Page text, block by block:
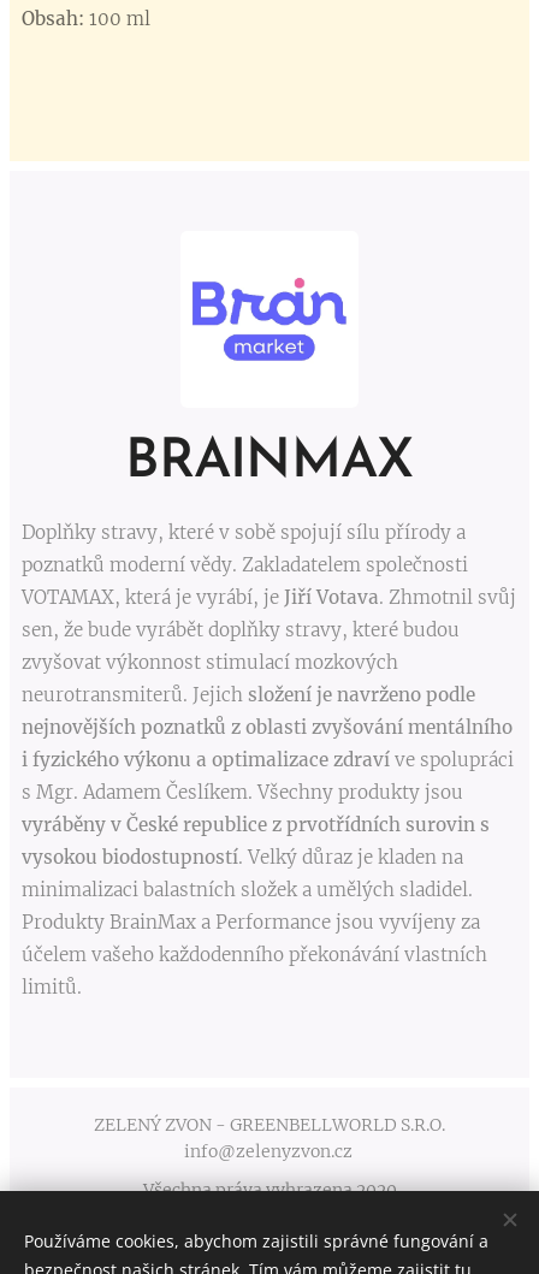
Obsah: 100 ml
BRAINMAX
Doplňky stravy, které v sobě spojují sílu přírody a
poznatků moderní vědy. Zakladatelem společnosti
VOTAMAX, která je vyrábí, je Jiří Votava. Zhmotnil svůj
sen, že bude vyrábět doplňky stravy, které budou
zvyšovat výkonnost stimulací mozkových
neurotransmiterů. Jejich složení je navrženo podle
nejnovějších poznatků z oblasti zvyšování mentálního
i fyzického výkonu a optimalizace zdraví ve spolupráci
s Mgr. Adamem Česlíkem. Všechny produkty jsou
vyráběny v České republice z prvotřídních surovin s
vysokou biodostupností. Velký důraz je kladen na
minimalizaci balastních složek a umělých sladidel.
Produkty BrainMax a Performance jsou vyvíjeny za
účelem vašeho každodenního překonávání vlastních
limitů.
ZELENÝ ZVON - GREENBELLWORLD S.R.O.
info@zelenyzvon.cz
Všechna práva vyhrazena 2020
Obchodní podmínky Cookies
Používáme cookies, abychom zajistili správné fungování a